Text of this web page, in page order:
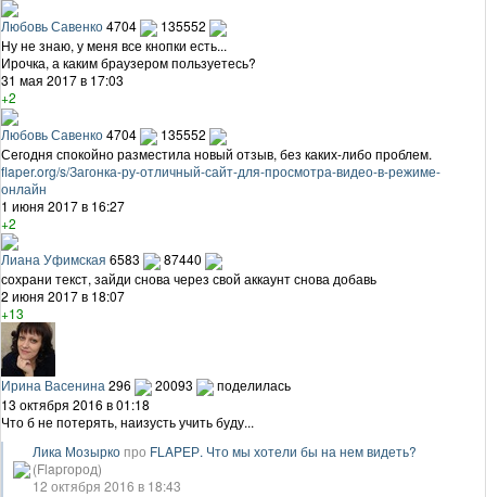
Любовь Савенко4704
135552
Ну не знаю, у меня все кнопки есть...
Ирочка, а каким браузером пользуетесь?
31 мая 2017 в 17:03
+2
Любовь Савенко4704
135552
Сегодня спокойно разместила новый отзыв, без каких-либо проблем.
flaper.org/s/Загонка-ру-отличный-сайт-для-просмотра-видео-в-режиме-
онлайн
1 июня 2017 в 16:27
+2
Лиана Уфимская 6583
87440
сохрани текст, зайди снова через свой аккаунт снова добавь
2 июня 2017 в 18:07
+13
Ирина Васенина 296 20093
поделилась
13 октября 2016 в 01:18
Что б не потерять, наизусть учить буду...
Лика Мозырко про FLAPЕР. Что мы хотели бы на нем видеть?
(Flapгород)
12 октября 2016 в 18:43